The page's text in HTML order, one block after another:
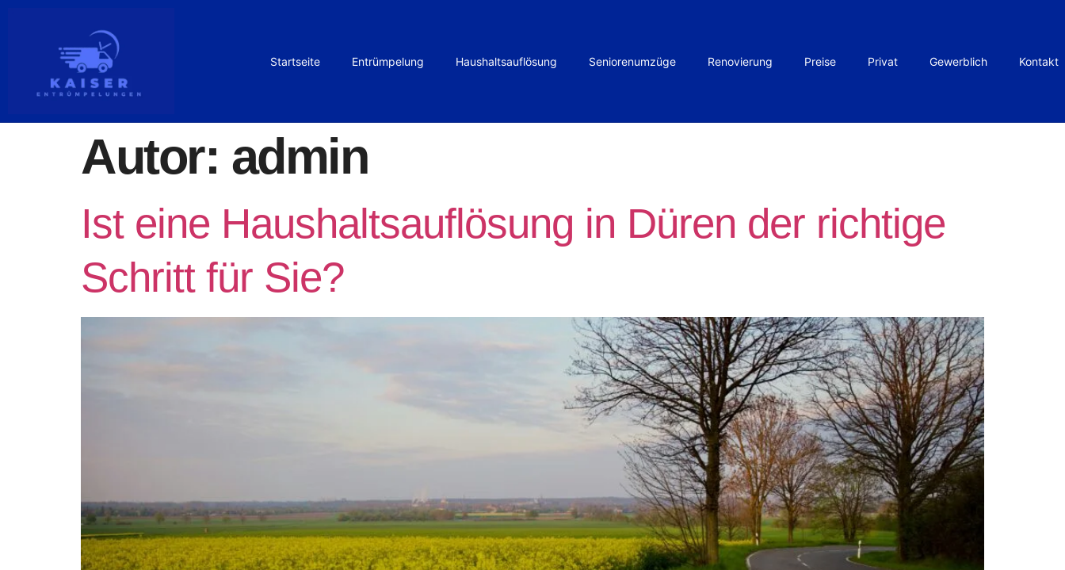
Startseite Entrümpelung Haushaltsauflösung Seniorenumzüge Renovierung Preise Privat Gewerblich Kontakt
Autor: admin
Ist eine Haushaltsauflösung in Düren der richtige
Schritt für Sie?